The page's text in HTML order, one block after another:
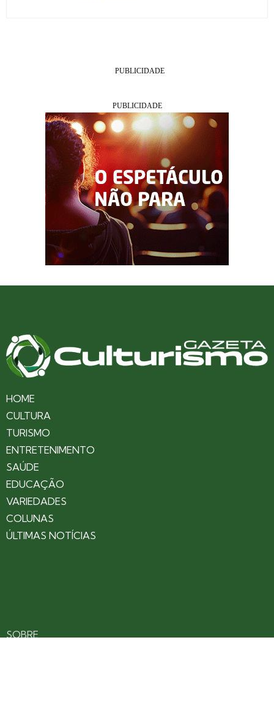
HOME
CULTURA
TURISMO
ENTRETENIMENTO
SAÚDE
EDUCAÇÃO
VARIEDADES
COLUNAS
ÚLTIMAS NOTÍCIAS
SOBRE